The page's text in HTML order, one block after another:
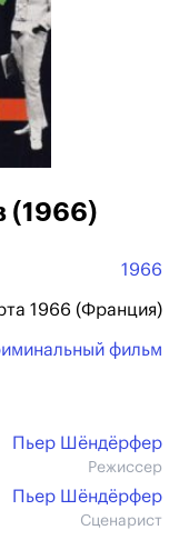
(1966)
1966
1966 (Франция)
фильм
Пьер Шёндёрфер
Режиссер
Пьер Шёндёрфер
Сценарист